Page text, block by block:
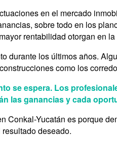
en el mercado
sobre todo en los
rentabilidad otorgan en
los últimos años.
como los
se espera. Los
las ganancias y cada
Yucatán es porque
deseado.